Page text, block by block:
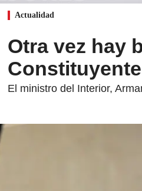
Actualidad
Otra vez hay
El ministro del Interior,